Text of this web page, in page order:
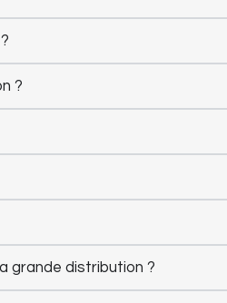
?
grande distribution ?